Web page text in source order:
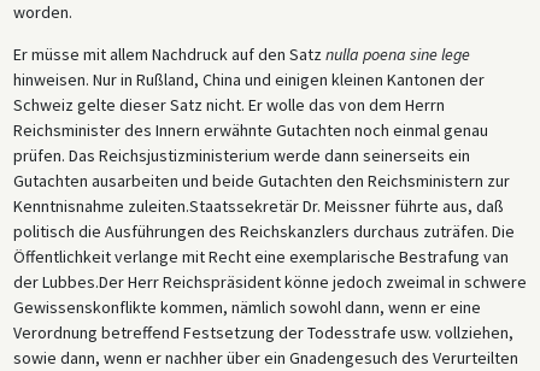
worden.
Er müsse mit allem Nachdruck auf den Satznulla poena sine lege
hinweisen. Nur in Rußland, China und einigen kleinen Kantonen der
Schweiz gelte dieser Satz nicht. Er wolle das von dem Herrn
Reichsminister des Innern erwähnte Gutachten noch einmal genau
prüfen. Das Reichsjustizministerium werde dann seinerseits ein
Gutachten ausarbeiten und beide Gutachten den Reichsministern zur
Kenntnisnahme zuleiten.Staatssekretär Dr. Meissner führte aus, daß
politisch die Ausführungen des Reichskanzlers durchaus zuträfen. Die
Öffentlichkeit verlange mit Recht eine exemplarische Bestrafung van
der Lubbes.Der Herr Reichspräsident könne jedoch zweimal in schwere
Gewissenskonflikte kommen, nämlich sowohl dann, wenn er eine
Verordnung betreffend Festsetzung der Todesstrafe usw. vollziehen,
sowie dann, wenn er nachher über ein Gnadengesuch des Verurteilten